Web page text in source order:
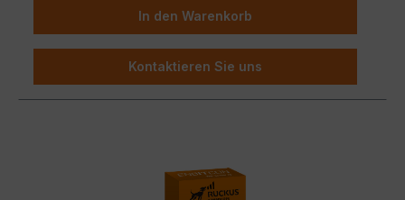
Ingenieure produktiver zu machen.
Zusätzliche Aufträge, die auf spezifische
Kundenbedürfnisse zugeschnitten sind, stehen
zur Verfügung.
In den Warenkorb
Kontaktieren Sie uns